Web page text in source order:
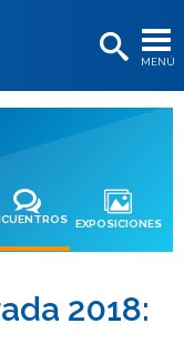
MENÚ
EXPOSICIONES
2018: